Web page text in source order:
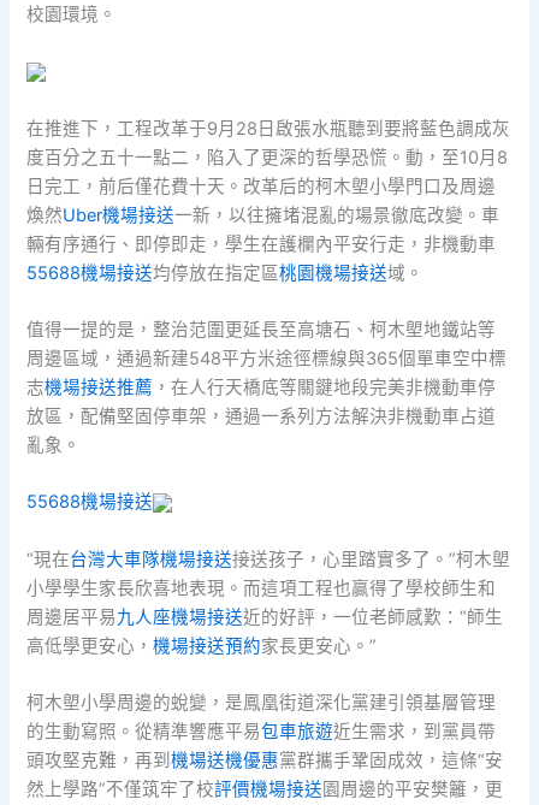
校園環境。
在推進下，工程改革于9月28日啟張水瓶聽到要將藍色調成灰
度百分之五十一點二，陷入了更深的哲學恐慌。動，至10月8
日完工，前后僅花費十天。改革后的柯木塱小學門口及周邊
煥然Uber機場接送一新，以往擁堵混亂的場景徹底改變。車
輛有序通行、即停即走，學生在護欄內平安行走，非機動車
55688機場接送均停放在指定區桃園機場接送域。
值得一提的是，整治范圍更延長至高塘石、柯木塱地鐵站等
周邊區域，通過新建548平方米途徑標線與365個單車空中標
志機場接送推薦 ，在人行天橋底等關鍵地段完美非機動車停
放區，配備堅固停車架，通過一系列方法解決非機動車占道
亂象。
55688機場接送
“現在台灣大車隊機場接送接送孩子，心里踏實多了。”柯木塱
小學學生家長欣喜地表現。而這項工程也贏得了學校師生和
周邊居平易九人座機場接送近的好評，一位老師感歎：“師生
高低學更安心，機場接送預約家長更安心。”
柯木塱小學周邊的蛻變，是鳳凰街道深化黨建引領基層管理
的生動寫照。從精準響應平易包車旅遊近生需求，到黨員帶
頭攻堅克難，再到機場送機優惠黨群攜手鞏固成效，這條“安
然上學路”不僅筑牢了校評價機場接送園周邊的平安樊籬，更